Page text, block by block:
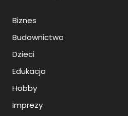
Biznes
Budownictwo
Dzieci
Edukacja
Hobby
Imprezy